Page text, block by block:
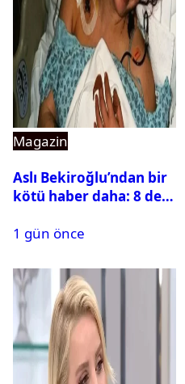
Magazin
Aslı Bekiroğlu’ndan bir
kötü haber daha: 8 defa
1 gün önce